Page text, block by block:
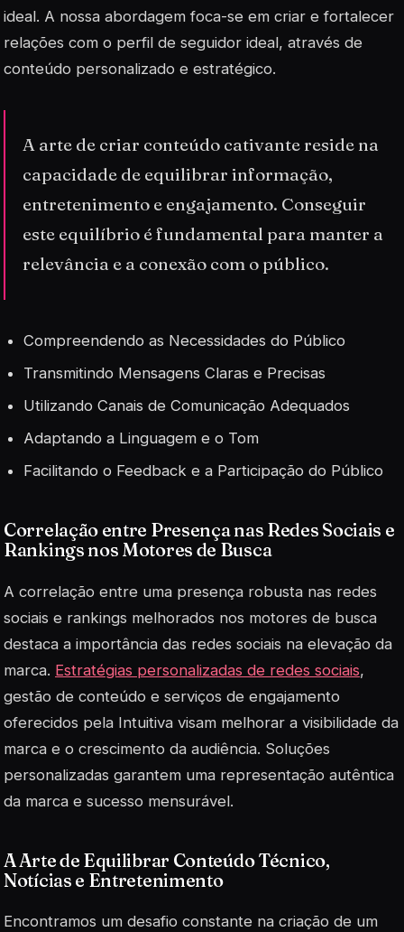
ideal. A nossa abordagem foca-se em criar e fortalecer
relações com o perfil de seguidor ideal, através de
conteúdo personalizado e estratégico.
A arte de criar conteúdo cativante reside na
capacidade de equilibrar informação,
entretenimento e engajamento. Conseguir
este equilíbrio é fundamental para manter a
relevância e a conexão com o público.
Compreendendo as Necessidades do Público
Transmitindo Mensagens Claras e Precisas
Utilizando Canais de Comunicação Adequados
Adaptando a Linguagem e o Tom
Facilitando o Feedback e a Participação do Público
Correlação entre Presença nas Redes Sociais e
Rankings nos Motores de Busca
A correlação entre uma presença robusta nas redes
sociais e rankings melhorados nos motores de busca
destaca a importância das redes sociais na elevação da
marca. Estratégias personalizadas de redes sociais,
gestão de conteúdo e serviços de engajamento
oferecidos pela Intuitiva visam melhorar a visibilidade da
marca e o crescimento da audiência. Soluções
personalizadas garantem uma representação autêntica
da marca e sucesso mensurável.
A Arte de Equilibrar Conteúdo Técnico,
Notícias e Entretenimento
Encontramos um desafio constante na criação de um